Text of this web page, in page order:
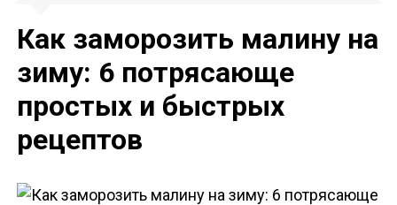
Как заморозить малину на
зиму: 6 потрясающе
простых и быстрых
рецептов